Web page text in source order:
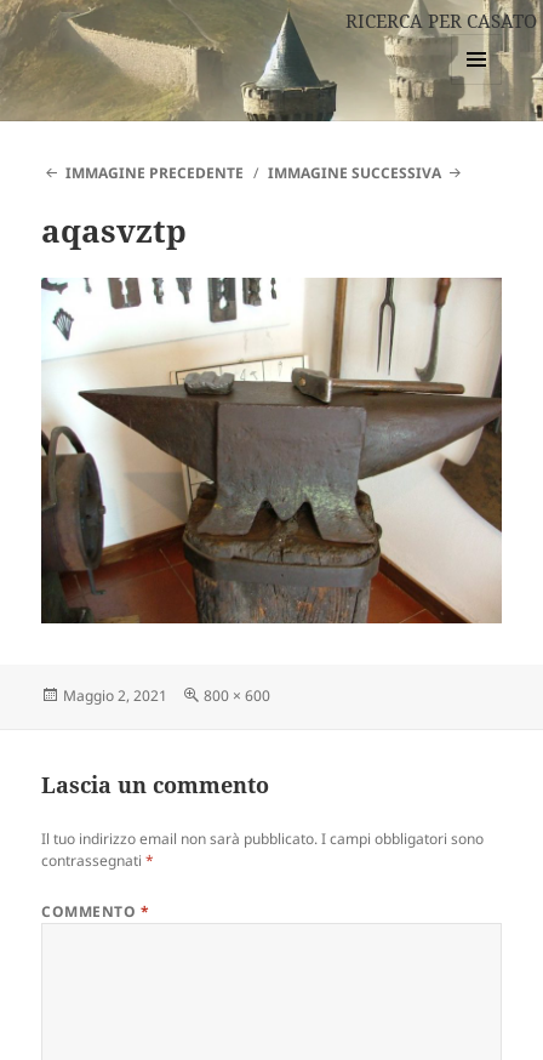
RICERCA PER CASATO
MENU
E
IMMAGINE PRECEDENTE
IMMAGINE SUCCESSIVA
aqasvztp
Scritto
Maggio 2, 2021
Dimensione
800 × 600
Lascia un commento
Il tuo indirizzo email non sarà pubblicato. I campi obbligatori sono
contrassegnati*
COMMENTO *